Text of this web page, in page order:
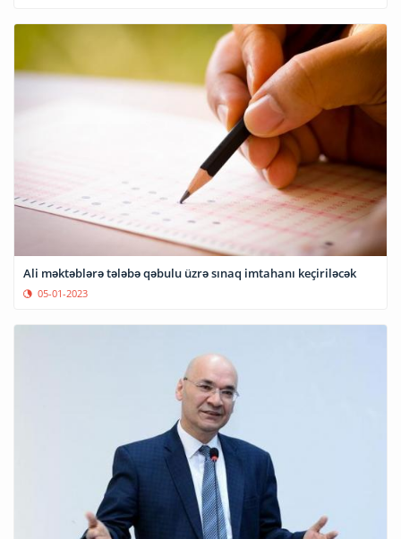
Ali məktəblərə tələbə qəbulu üzrə sınaq imtahanı keçiriləcək
05-01-2023